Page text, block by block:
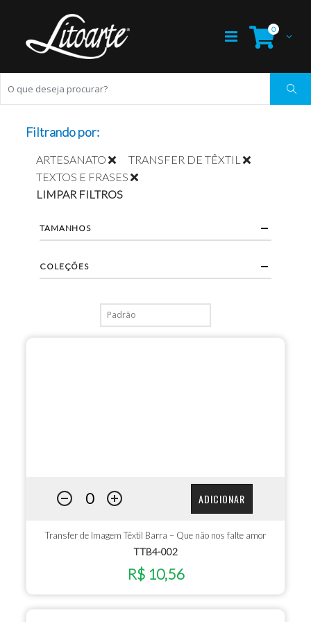
0
ADICIONAR
Transfer de Imagem Têxtil Barra – Que não nos falte amor
TTB4-002
R$ 10,56
Filtrando por:
ARTESANATO
TRANSFER DE TÊXTIL
TEXTOS E FRASES
LIMPAR FILTROS
TAMANHOS
COLEÇÕES